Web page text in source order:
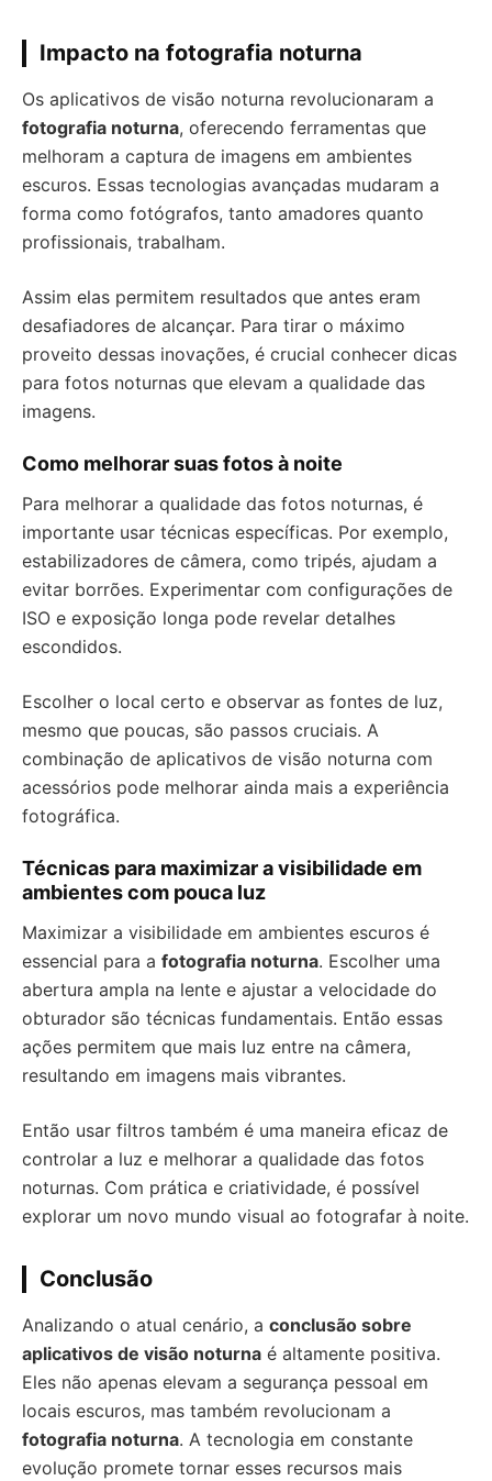
Impacto na fotografia noturna
Os aplicativos de visão noturna revolucionaram a
fotografia noturna, oferecendo ferramentas que
melhoram a captura de imagens em ambientes
escuros. Essas tecnologias avançadas mudaram a
forma como fotógrafos, tanto amadores quanto
profissionais, trabalham.
Assim elas permitem resultados que antes eram
desafiadores de alcançar. Para tirar o máximo
proveito dessas inovações, é crucial conhecer dicas
para fotos noturnas que elevam a qualidade das
imagens.
Como melhorar suas fotos à noite
Para melhorar a qualidade das fotos noturnas, é
importante usar técnicas específicas. Por exemplo,
estabilizadores de câmera, como tripés, ajudam a
evitar borrões. Experimentar com configurações de
ISO e exposição longa pode revelar detalhes
escondidos.
Escolher o local certo e observar as fontes de luz,
mesmo que poucas, são passos cruciais. A
combinação de aplicativos de visão noturna com
acessórios pode melhorar ainda mais a experiência
fotográfica.
Técnicas para maximizar a visibilidade em
ambientes com pouca luz
Maximizar a visibilidade em ambientes escuros é
essencial para a fotografia noturna. Escolher uma
abertura ampla na lente e ajustar a velocidade do
obturador são técnicas fundamentais. Então essas
ações permitem que mais luz entre na câmera,
resultando em imagens mais vibrantes.
Então usar filtros também é uma maneira eficaz de
controlar a luz e melhorar a qualidade das fotos
noturnas. Com prática e criatividade, é possível
explorar um novo mundo visual ao fotografar à noite.
Conclusão
Analizando o atual cenário, a conclusão sobre
aplicativos de visão noturna é altamente positiva.
Eles não apenas elevam a segurança pessoal em
locais escuros, mas também revolucionam a
fotografia noturna. A tecnologia em constante
evolução promete tornar esses recursos mais